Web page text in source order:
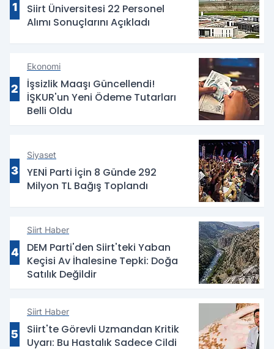
1
Siirt Üniversitesi 22 Personel
Alımı Sonuçlarını Açıkladı
2
Ekonomi
İşsizlik Maaşı Güncellendi!
İŞKUR'un Yeni Ödeme Tutarları
Belli Oldu
3
Siyaset
YENİ Parti İçin 8 Günde 292
Milyon TL Bağış Toplandı
4
Siirt Haber
DEM Parti'den Siirt'teki Yaban
Keçisi Av İhalesine Tepki: Doğa
Satılık Değildir
5
Siirt Haber
Siirt'te Görevli Uzmandan Kritik
Uyarı: Bu Hastalık Sadece Cildi